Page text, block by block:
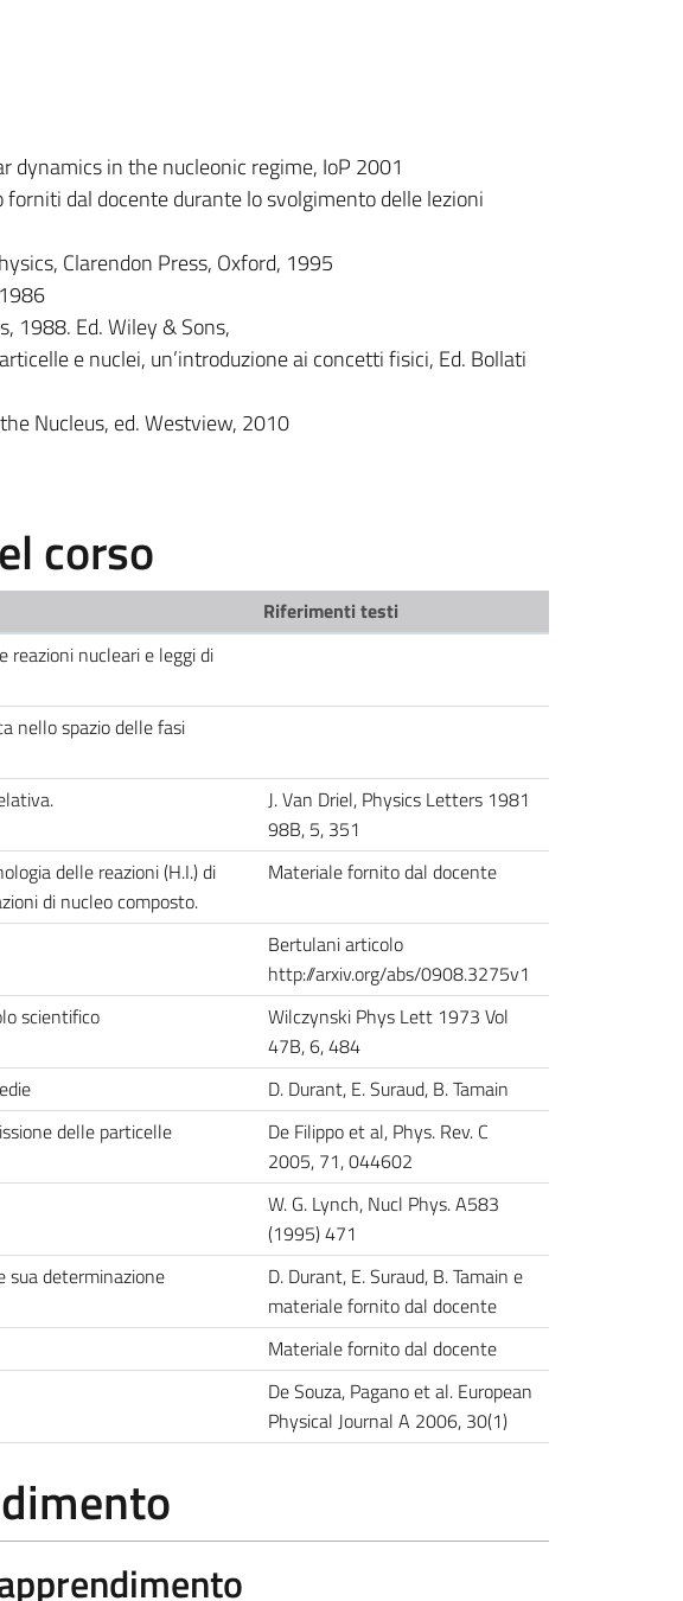
dynamics in the nucleonic regime, IoP 2001
dal docente durante lo svolgimento delle lezioni
Clarendon Press, Oxford, 1995
1988. Ed. Wiley & Sons,
e nuclei, un’introduzione ai concetti fisici, Ed. Bollati
Nucleus, ed. Westview, 2010
corso
Riferimenti testi
nucleari e leggi di
nello spazio delle fasi
J. Van Driel, Physics Letters 1981
98B, 5, 351
delle reazioni (H.I.) di
di nucleo composto.
Materiale fornito dal docente
Bertulani articolo
http://arxiv.org/abs/0908.3275v1
scientifico
Wilczynski Phys Lett 1973 Vol
47B, 6, 484
D. Durant, E. Suraud, B. Tamain
delle particelle
De Filippo et al, Phys. Rev. C
2005, 71, 044602
W. G. Lynch, Nucl Phys. A583
(1995) 471
sua determinazione
D. Durant, E. Suraud, B. Tamain e
materiale fornito dal docente
Materiale fornito dal docente
De Souza, Pagano et al. European
Physical Journal A 2006, 30(1)